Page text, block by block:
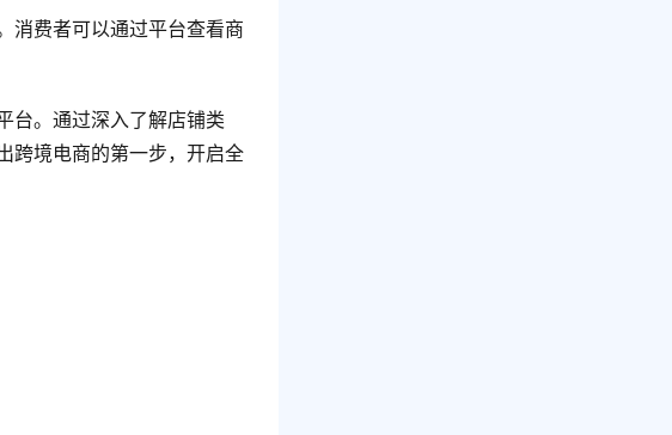
消费者可以通过平台查看商
台。通过深入了解店铺类
跨境电商的第一步，开启全